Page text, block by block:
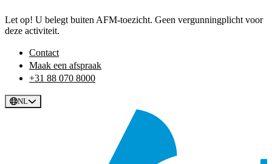
Let op! U belegt buiten AFM-toezicht. Geen vergunningplicht voor
deze activiteit.
Contact
Maak een afspraak
+31 88 070 8000
NL